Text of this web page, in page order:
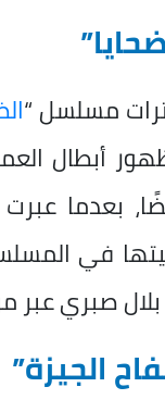
مسلسل “
أبطال
بعدما
في
صبري عبر
الجيزة”